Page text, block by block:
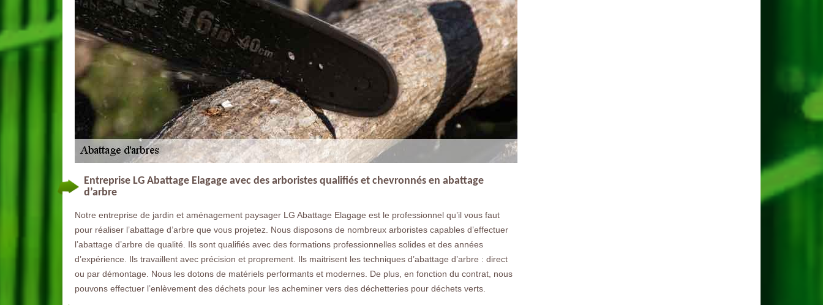
Entreprise LG Abattage Elagage avec des arboristes qualifiés et chevronnés en abattage
d’arbre
Notre entreprise de jardin et aménagement paysager LG Abattage Elagage est le professionnel qu’il vous faut
pour réaliser l’abattage d’arbre que vous projetez. Nous disposons de nombreux arboristes capables d’effectuer
l’abattage d’arbre de qualité. Ils sont qualifiés avec des formations professionnelles solides et des années
d’expérience. Ils travaillent avec précision et proprement. Ils maitrisent les techniques d’abattage d’arbre : direct
ou par démontage. Nous les dotons de matériels performants et modernes. De plus, en fonction du contrat, nous
pouvons effectuer l’enlèvement des déchets pour les acheminer vers des déchetteries pour déchets verts.